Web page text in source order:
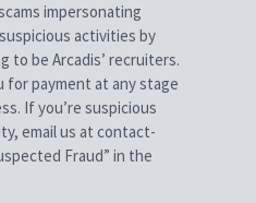
impersonating
activities by
to be Arcadis’ recruiters.
for payment at any stage
If you’re suspicious
email us at contact-
Fraud” in the